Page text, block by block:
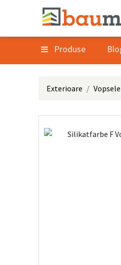
Produse
Exterioare